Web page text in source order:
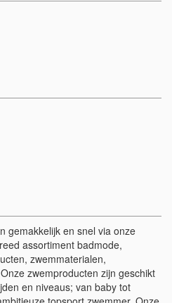
gemakkelijk en snel via onze
assortiment badmode,
zwemmaterialen,
zwemproducten zijn geschikt
en niveaus; van baby tot